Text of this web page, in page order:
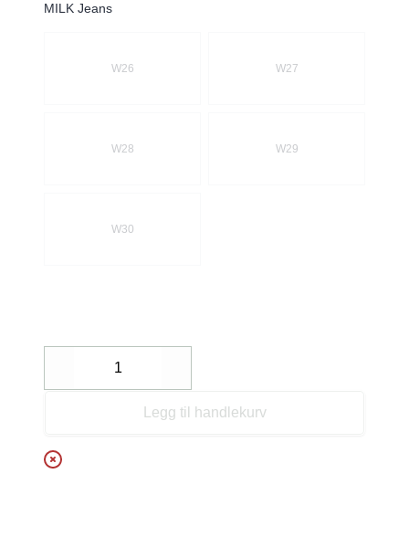
MILK Jeans
W26 W27
W28 W29
W30
Decrease
Legg til handlekurv